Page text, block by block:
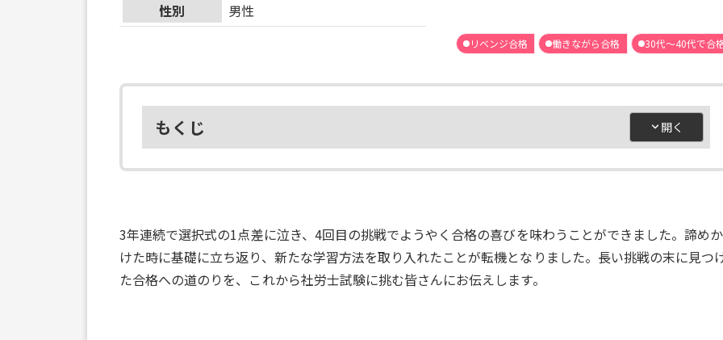
性別
男性
リベンジ合格 働きながら合格 30代～40代で合
もくじ
3年連続で選択式の1点差に泣き、4回目の挑戦でようやく合格の喜びを味わうことができました。諦めか
けた時に基礎に立ち返り、新たな学習方法を取り入れたことが転機となりました。長い挑戦の末に見つ
た合格への道のりを、これから社労士試験に挑む皆さんにお伝えします。